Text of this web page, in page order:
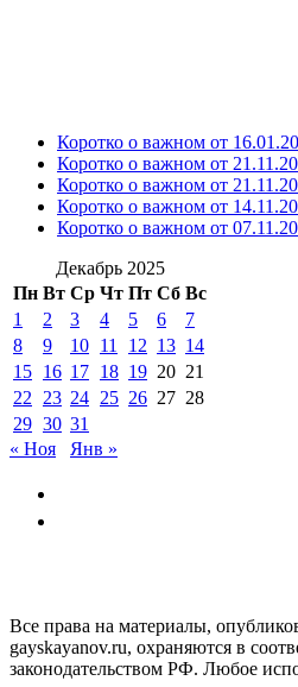
Коротко о важном от
Коротко о важном от
Коротко о важном от
Коротко о важном от
Коротко о важном от
Декабрь 2025
Пн Вт Ср Чт Пт Сб Вс
1
2 3 4 5 6
7
8
9 10 11 12 13 14
15 16 17 18 19 20 21
22
23 24 25 26 27 28
29 30 31
« Ноя
Янв »
Все права на материалы,
gayskayanov.ru, охраняются в
законодательством РФ. Любое